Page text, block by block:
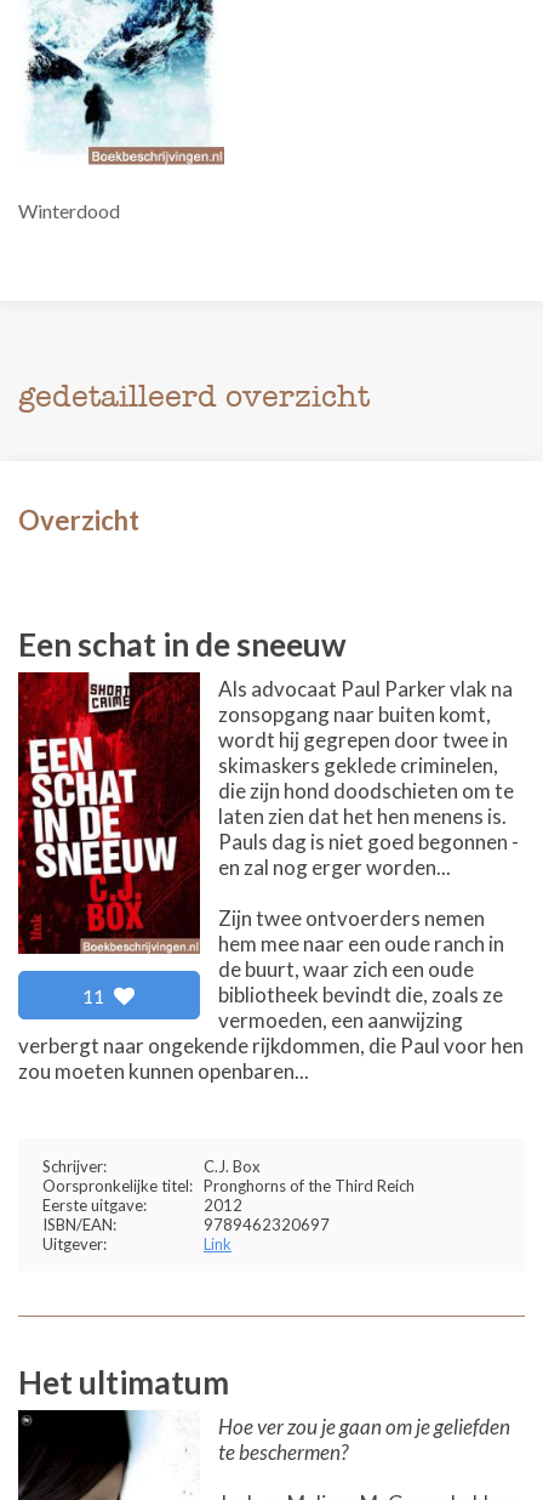
Winterdood
gedetailleerd overzicht
Overzicht
Een schat in de sneeuw
11
Als advocaat Paul Parker vlak na
zonsopgang naar buiten komt,
wordt hij gegrepen door twee in
skimaskers geklede criminelen,
die zijn hond doodschieten om te
laten zien dat het hen menens is.
Pauls dag is niet goed begonnen -
en zal nog erger worden...
Zijn twee ontvoerders nemen
hem mee naar een oude ranch in
de buurt, waar zich een oude
bibliotheek bevindt die, zoals ze
vermoeden, een aanwijzing
verbergt naar ongekende rijkdommen, die Paul voor hen
zou moeten kunnen openbaren...
Schrijver:
C.J. Box
Oorspronkelijke titel: Pronghorns of the Third Reich
Eerste uitgave:
2012
ISBN/EAN:
9789462320697
Uitgever:
Link
Het ultimatum
Hoe ver zou je gaan om je geliefden
te beschermen?